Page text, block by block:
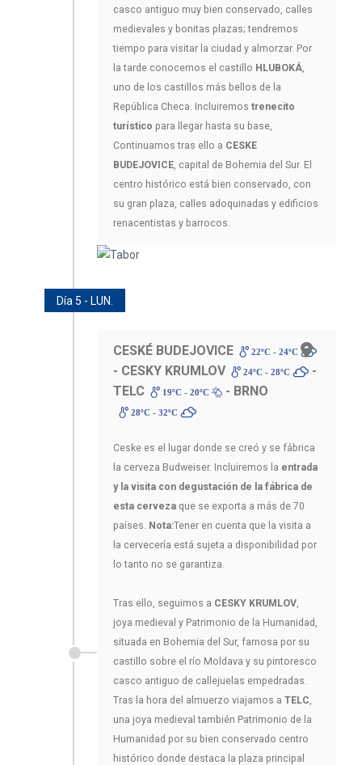
casco antiguo muy bien conservado, calles
medievales y bonitas plazas; tendremos
tiempo para visitar la ciudad y almorzar. Por
la tarde conocemos el castillo HLUBOKÁ
uno de los castillos más bellos de la
República Checa. Incluiremos trenecito
turístico para llegar hasta su base,
Continuamos tras ello a CESKE
BUDEJOVICE , capital de Bohemia del Sur. El
centro histórico está bien conservado, con
su gran plaza, calles adoquinadas y edificios
renacentistas y barrocos.
Día 5 - LUN.
CESKÉ BUDEJOVICE 22ºC - 24ºC
- CESKY KRUMLOV 24ºC - 28ºC
-
TELC
19ºC - 20ºC - BRNO
28ºC - 32ºC
Ceske es el lugar donde se creó y se fábrica
la cerveza Budweiser. Incluiremos la entrada
y la visita con degustación de la fábrica de
esta cerveza que se exporta a más de 70
países. Nota:Tener en cuenta que la visita a
la cervecería está sujeta a disponibilidad por
lo tanto no se garantiza.
Tras ello, seguimos a CESKY KRUMLOV
joya medieval y Patrimonio de la Humanidad,
situada en Bohemia del Sur, famosa por su
castillo sobre el río Moldava y su pintoresco
casco antiguo de callejuelas empedradas.
Tras la hora del almuerzo viajamos a TELC
una joya medieval también Patrimonio de la
Humanidad por su bien conservado centro
histórico donde destaca la plaza principal